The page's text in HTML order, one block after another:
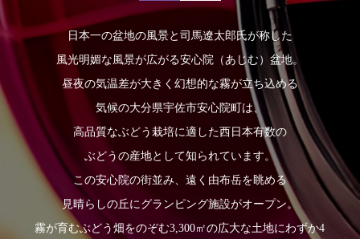
日本一の盆地の風景と司馬遼太郎氏が称した
風光明媚な風景が広がる安心院（あじむ）盆地。
昼夜の気温差が大きく幻想的な霧が立ち込める
気候の大分県宇佐市安心院町は、
高品質なぶどう栽培に適した西日本有数の
ぶどうの産地として知られています。
この安心院の街並み、遠く由布岳を眺める
見晴らしの丘にグランピング施設がオープン。
霧が育むぶどう畑をのぞむ3,300㎡の広大な土地にわずか4